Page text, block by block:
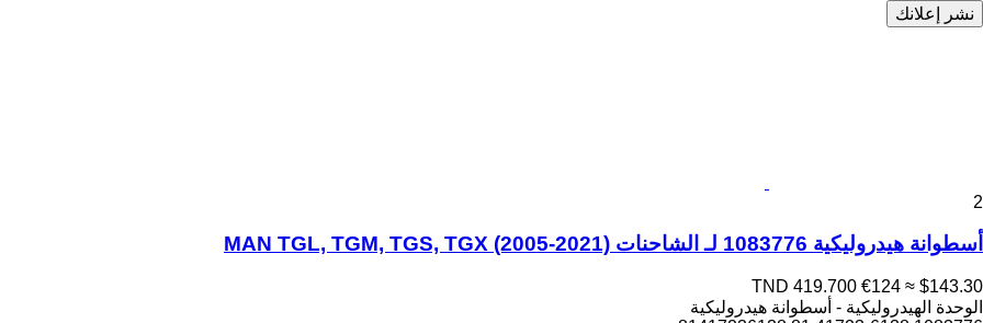
نشر إعلانك
2
أسطوانة هيدروليكية 1083776 لـ الشاحنات MAN TGL, TGM, TGS, TGX (2005-2021)
TND 419.700 €124 ≈ $143.30
الوحدة الهيدروليكية - أسطوانة هيدروليكية